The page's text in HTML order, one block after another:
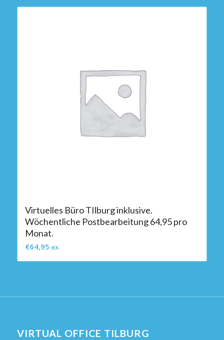
Virtuelles Büro TIlburg inklusive.
Wöchentliche Postbearbeitung 64,95 pro
Monat.
€64,95 ex.
VIRTUAL OFFICE TILBURG